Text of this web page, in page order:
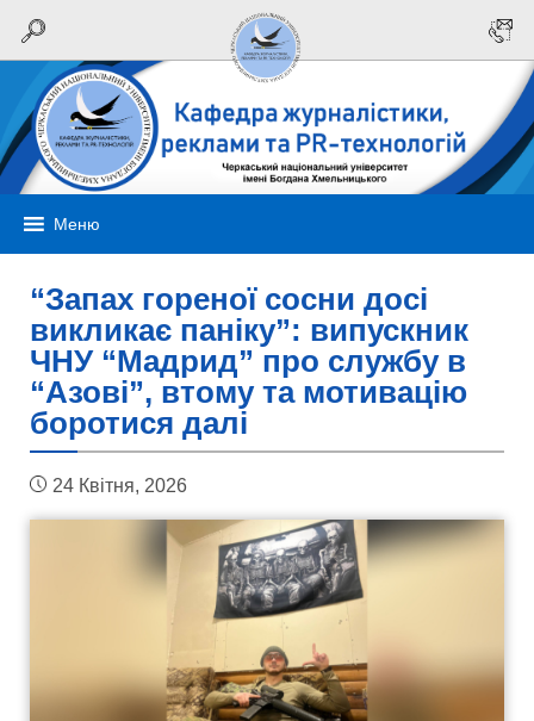
Меню
“Запах гореної сосни досі
викликає паніку”: випускник
ЧНУ “Мадрид” про службу в
“Азові”, втому та мотивацію
боротися далі
24 Квітня, 2026